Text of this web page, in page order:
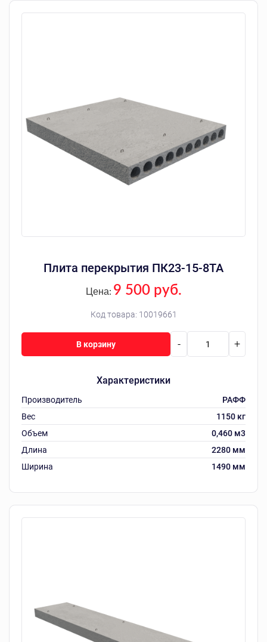
Плита перекрытия ПК23-15-8ТА
Код товара: 10019661
Цена: 9 500 руб.
Характеристики
Производитель
РАФФ
Вес
1150 кг
Объем
0,460 м3
Длина
2280 мм
Ширина
1490 мм
- +
В корзину